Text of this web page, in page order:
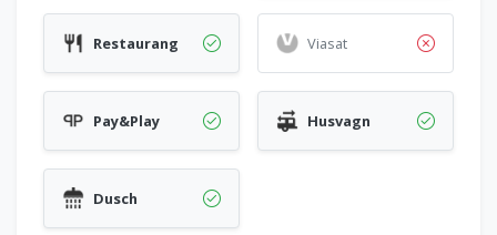
Restaurang Viasat
Pay&Play Husvagn
Dusch